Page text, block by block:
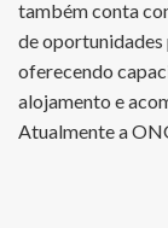
também conta
de oportunidades
oferecendo
alojamento e
Atualmente a